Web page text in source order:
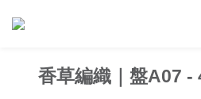
香草編織｜盤A07 -